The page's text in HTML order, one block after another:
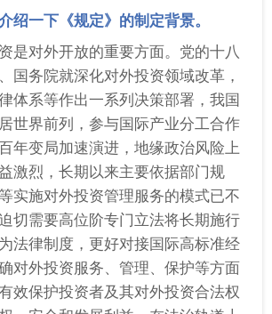
绍一下《规定》的制定背景。
是对外开放的重要方面。党的十八
国务院就深化对外投资领域改革，
体系等作出一系列决策部署，我国
世界前列，参与国际产业分工合作
年变局加速演进，地缘政治风险上
激烈，长期以来主要依据部门规
实施对外投资管理服务的模式已不
切需要高位阶专门立法将长期施行
法律制度，更好对接国际高标准经
对外投资服务、管理、保护等方面
效保护投资者及其对外投资合法权